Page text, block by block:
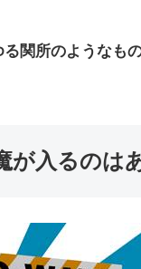
関所のようなも
が入るのは